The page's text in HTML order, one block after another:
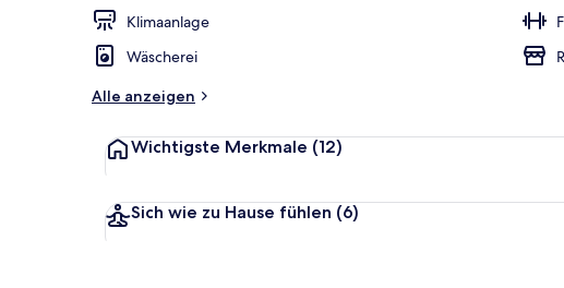
Klimaanlage
Wäscherei
Alle anzeigen
Wichtigste Merkmale (12)
Sich wie zu Hause fühlen (6)